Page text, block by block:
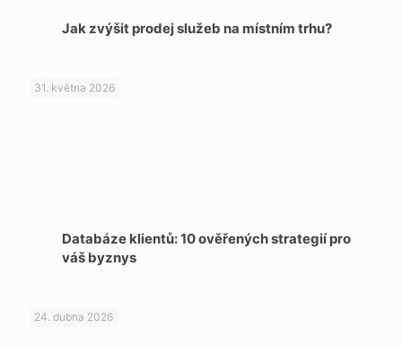
Jak zvýšit prodej služeb na místním trhu?
31. května 2026
Databáze klientů: 10 ověřených strategií pro
váš byznys
24. dubna 2026